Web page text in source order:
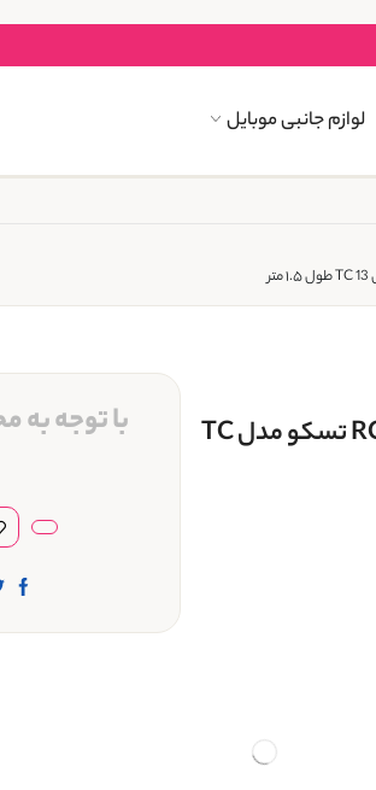
لوازم جانبی موبایل
کابل تبدیل ۳ به ۳ RCA تسکو مدل TC
با توجه به